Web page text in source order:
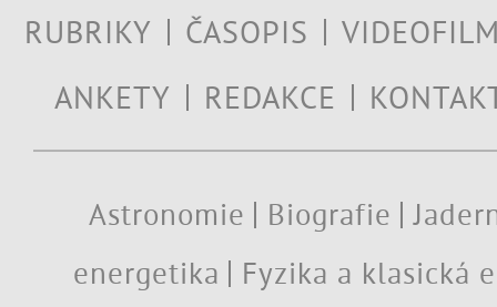
RUBRIKY ČASOPIS
ANKETY
REDAKCE
Astronomie Biografie
energetika
Fyzika a klasická